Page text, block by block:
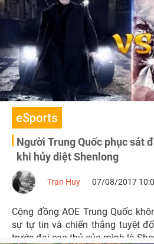
eSports
Người Trung Quốc phục sát
khi hủy diệt Shenlong
Tran Huy 07/08/2017
Cộng đồng AOE Trung Quốc
sự tự tin và chiến thắng tuyệt
trước đại cao thủ của mình là